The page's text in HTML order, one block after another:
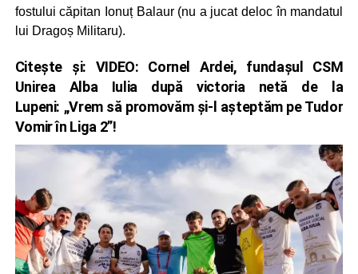
fostului căpitan Ionuț Balaur (nu a jucat deloc în mandatul
lui Dragoș Militaru).
Citește și: VIDEO: Cornel Ardei, fundașul CSM
Unirea Alba Iulia după victoria netă de la
Lupeni: „Vrem să promovăm și-l așteptăm pe Tudor
Vomir în Liga 2”!